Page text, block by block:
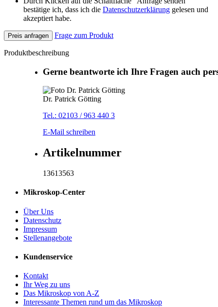
bestätige ich, dass ich die Datenschutzerklärung gelesen und
akzeptiert habe.
Preis anfragen Frage zum Produkt
Produktbeschreibung
Gerne beantworte ich Ihre Fragen auch
Dr. Patrick Götting
Tel.: 02103 / 963 440 3
E-Mail schreiben
Artikelnummer
13613563
Mikroskop-Center
Über Uns
Datenschutz
Impressum
Stellenangebote
Kundenservice
Kontakt
Ihr Weg zu uns
Das Mikroskop von A-Z
Interessante Themen rund um das Mikroskop